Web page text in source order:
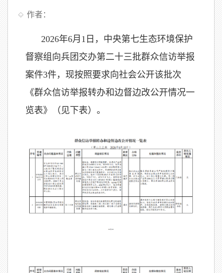
作者：
2026年6月1日，中央第七生态环境保护
督察组向兵团交办第二十三批群众信访举报
案件3件，现按照要求向社会公开该批次
《群众信访举报转办和边督边改公开情况一
览表》（见下表）。